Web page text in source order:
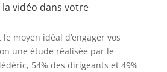
vidéo dans votre
moyen idéal d’engager vos
une étude réalisée par le
54% des dirigeants et 49%